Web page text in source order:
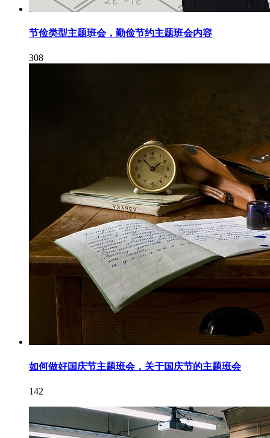
节俭类型主题班会，勤俭节约主题班会内容
308
如何做好国庆节主题班会，关于国庆节的主题班会
142